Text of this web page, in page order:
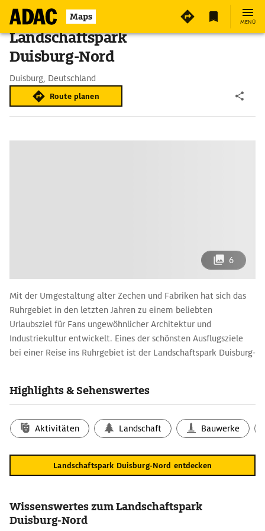
Maps MENÜ
Landschaftspark
Duisburg-Nord
Duisburg, Deutschland
Route planen
6
Mit der Umgestaltung alter Zechen und Fabriken hat sich das
Ruhrgebiet in den letzten Jahren zu einem beliebten
Urlaubsziel für Fans ungewöhnlicher Architektur und
Industriekultur entwickelt. Eines der schönsten Ausflugsziele
bei einer Reise ins Ruhrgebiet ist der Landschaftspark Duisburg-
wurden in einen grünen Park eingebettet und laden zu
Die Highlights im Landschaftspark Duisburg-
Im Herzen des Geländes befindet sich der ehemalige Hochofen
5, der von einer Aussichtsplattform in 70 m Höhe gekrönt wird.
westliche Ruhrgebiet. Gleich daneben ragt das Krokodil heraus,
eine ehemalige Verladebrücke. Die alte Gebläsehalle, in der
Highlights & Sehenswertes
Aktivitäten Landschaft Bauwerke
Landschaftspark Duisburg-Nord entdecken
Wissenswertes zum Landschaftspark
Duisburg-Nord